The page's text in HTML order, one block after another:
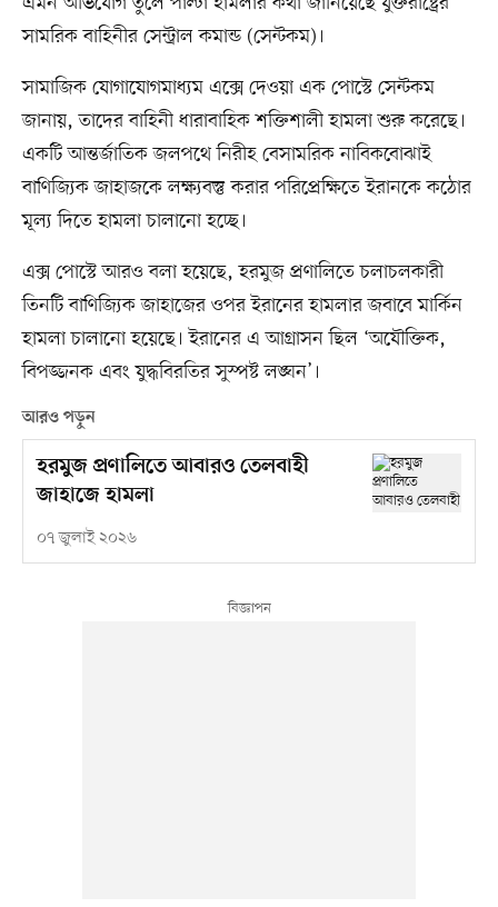
সামরিক বাহিনীর সেন্ট্রাল কমান্ড (সেন্টকম)।
সামাজিক যোগাযোগমাধ্যম এক্সে দেওয়া এক পোস্টে সেন্টকম
জানায়, তাদের বাহিনী ধারাবাহিক শক্তিশালী হামলা শুরু করেছে।
একটি আন্তর্জাতিক জলপথে নিরীহ বেসামরিক নাবিকবোঝাই
বাণিজ্যিক জাহাজকে লক্ষ্যবস্তু করার পরিপ্রেক্ষিতে ইরানকে কঠোর
মূল্য দিতে হামলা চালানো হচ্ছে।
এক্স পোস্টে আরও বলা হয়েছে, হরমুজ প্রণালিতে চলাচলকারী
তিনটি বাণিজ্যিক জাহাজের ওপর ইরানের হামলার জবাবে মার্কিন
হামলা চালানো হয়েছে। ইরানের এ আগ্রাসন ছিল ‘অযৌক্তিক,
বিপজ্জনক এবং যুদ্ধবিরতির সুস্পষ্ট লঙ্ঘন’।
আরও পড়ুন
হরমুজ প্রণালিতে আবারও তেলবাহী
জাহাজে হামলা
০৭ জুলাই ২০২৬